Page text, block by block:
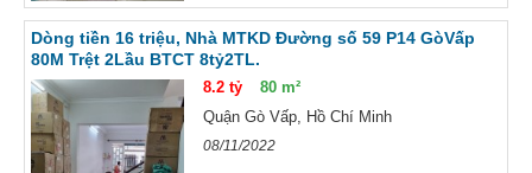
Dòng tiền 16 triệu, Nhà MTKD Đường số 59 P14 GòVấp
80M Trệt 2Lầu BTCT 8tỷ2TL.
8.2 tỷ
80 m²
Quận Gò Vấp, Hồ Chí Minh
08/11/2022